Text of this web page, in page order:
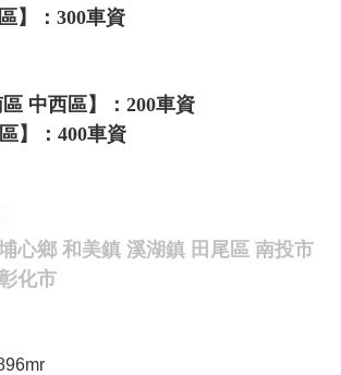
】：300車資
區 中西區】：200車資
】：400車資
心鄉 和美鎮 溪湖鎮 田尾區 南投市
化市